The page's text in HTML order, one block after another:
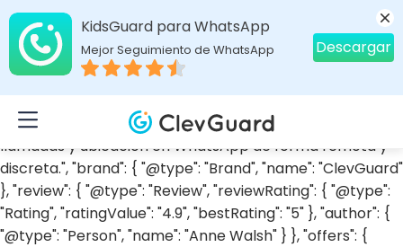
{ "@context": "https://schema.org", "@type": "Product",
"name": "KidsGuard for WhatsApp", "image":
"https://images.clevguard.com/es/assets/images/articl
e/rastreador-estado-wa.png", "description": "KidsGuard
for WhatsApp es una herramienta avanzada de
monitoreo que permite a padres ver estados, chats,
llamadas y ubicación en WhatsApp de forma remota y
discreta.", "brand": { "@type": "Brand", "name": "ClevGuard"
}, "review": { "@type": "Review", "reviewRating": { "@type":
"Rating", "ratingValue": "4.9", "bestRating": "5" }, "author": {
"@type": "Person", "name": "Anne Walsh" } }, "offers": {
KidsGuard para WhatsApp
Mejor Seguimiento de WhatsApp Descargar